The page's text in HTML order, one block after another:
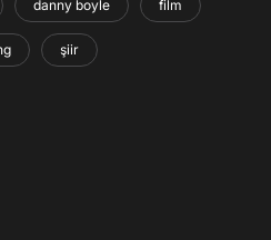
danny boyle film
şiir